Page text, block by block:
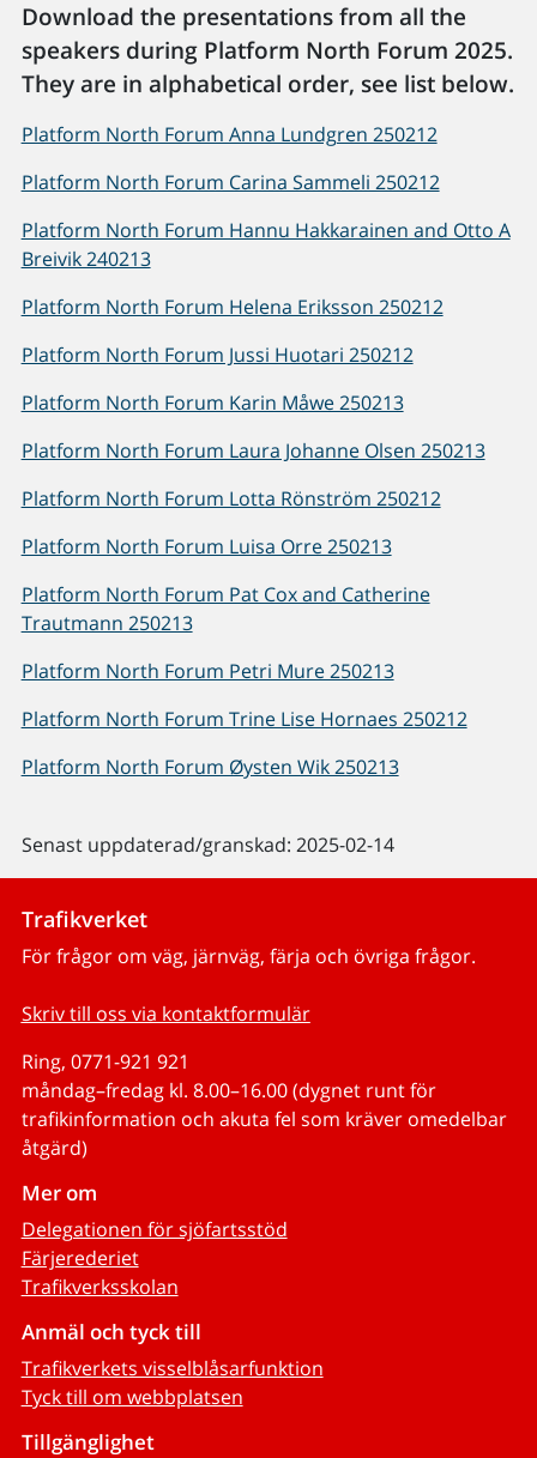
Download the presentations from all the
speakers during Platform North Forum 2025.
They are in alphabetical order, see list below.
Platform North Forum Anna Lundgren 250212
Platform North Forum Carina Sammeli 250212
Platform North Forum Hannu Hakkarainen and Otto A
Breivik 240213
Platform North Forum Helena Eriksson 250212
Platform North Forum Jussi Huotari 250212
Platform North Forum Karin Måwe 250213
Platform North Forum Laura Johanne Olsen 250213
Platform North Forum Lotta Rönström 250212
Platform North Forum Luisa Orre 250213
Platform North Forum Pat Cox and Catherine
Trautmann 250213
Platform North Forum Petri Mure 250213
Platform North Forum Trine Lise Hornaes 250212
Platform North Forum Øysten Wik 250213
Senast uppdaterad/granskad: 2025-02-14
Trafikverket
För frågor om väg, järnväg, färja och övriga frågor.
Skriv till oss via kontaktformulär
Ring, 0771-921 921
måndag–fredag kl. 8.00–16.00 (dygnet runt för
trafikinformation och akuta fel som kräver omedelbar
åtgärd)
Mer om
Delegationen för sjöfartsstöd
Färjerederiet
Trafikverksskolan
Anmäl och tyck till
Trafikverkets visselblåsarfunktion
Tyck till om webbplatsen
Tillgänglighet